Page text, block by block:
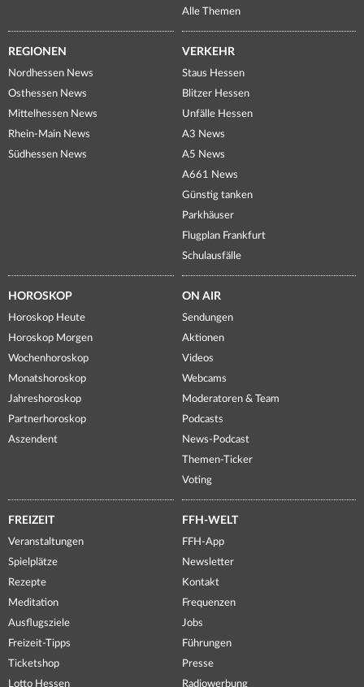
Alle Themen
REGIONEN
Nordhessen News
Osthessen News
Mittelhessen News
Rhein-Main News
Südhessen News
VERKEHR
Staus Hessen
Blitzer Hessen
Unfälle Hessen
A3 News
A5 News
A661 News
Günstig tanken
Parkhäuser
Flugplan Frankfurt
Schulausfälle
HOROSKOP
Horoskop Heute
Horoskop Morgen
Wochenhoroskop
Monatshoroskop
Jahreshoroskop
Partnerhoroskop
Aszendent
ON AIR
Sendungen
Aktionen
Videos
Webcams
Moderatoren & Team
Podcasts
News-Podcast
Themen-Ticker
Voting
FREIZEIT
Veranstaltungen
Spielplätze
Rezepte
Meditation
Ausflugsziele
Freizeit-Tipps
Ticketshop
Lotto Hessen
FFH-WELT
FFH-App
Newsletter
Kontakt
Frequenzen
Jobs
Führungen
Presse
Radiowerbung